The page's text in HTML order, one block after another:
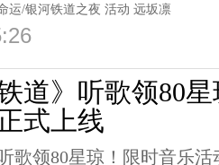
运/银河铁道之夜 活动 远坂凛
道》听歌领80
式上线
歌领80星琼！限时音乐